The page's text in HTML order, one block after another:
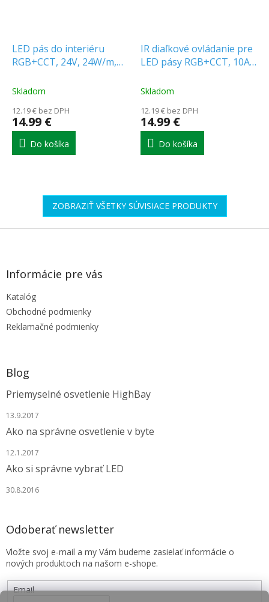
LED pás do interiéru
RGB+CCT, 24V, 24W/m,
Skladom
12.19 € bez DPH
14.99 €
Do košíka
IR diaľkové ovládanie pre
LED pásy RGB+CCT, 10A,
tlačidiel
Skladom
12.19 € bez DPH
14.99 €
Do košíka
ZOBRAZIŤ VŠETKY SÚVISIACE PRODUKTY
Z
Informácie pre vás
Katalóg
Obchodné podmienky
Reklamačné podmienky
Blog
Priemyselné osvetlenie HighBay
13.9.2017
Ako na správne osvetlenie v byte
12.1.2017
Ako si správne vybrať LED
30.8.2016
Odoberať newsletter
Vložte svoj e-mail a my Vám budeme zasielať informácie o
nových produktoch na našom e-shope.
Email